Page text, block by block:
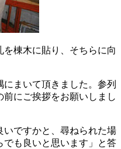
棟木に貼り、そちらに向
まいて頂きました。参列
にご挨拶をお願いしまし
ですかと、尋ねられた場
も良いと思います」と答